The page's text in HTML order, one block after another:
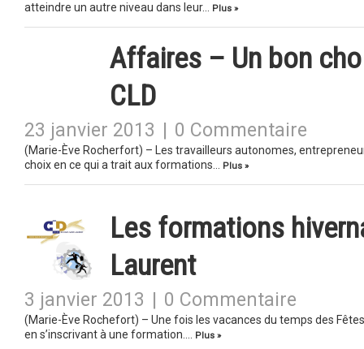
atteindre un autre niveau dans leur…
Plus »
Affaires – Un bon
CLD
23 janvier 2013 0 Commentaire
(Marie-Ève Rocherfort) – Les travailleurs autonomes,
choix en ce qui a trait aux formations…
Plus »
Les formations
Laurent
3 janvier 2013 0 Commentaire
(Marie-Ève Rochefort) – Une fois les vacances du temps des
en s’inscrivant à une formation….
Plus »